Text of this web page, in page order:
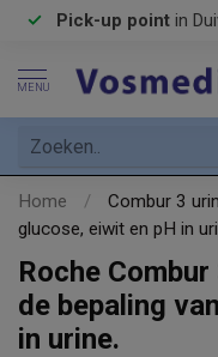
Pick-up point in
MENU
Home /
Combur 3
glucose, eiwit en pH in
Roche
de bepaling
in urine.